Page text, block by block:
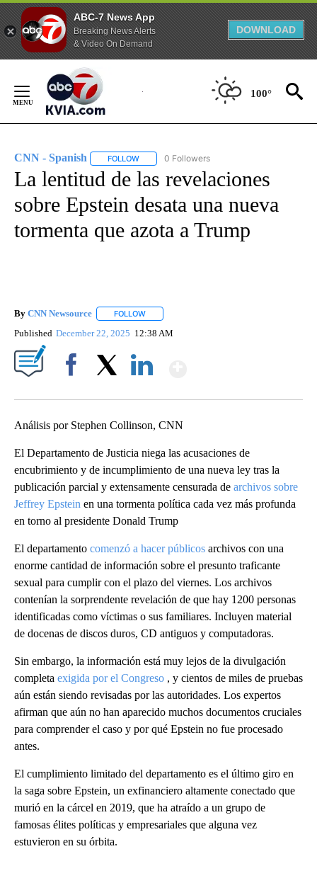
ABC-7 News App
Breaking News Alerts
& Video On Demand
DOWNLOAD
Content
100°
CNN - Spanish FOLLOW FOLLOW "CNN - SPANISH" TO RECEIVE
0 Followers
La lentitud de las revelaciones
sobre Epstein desata una nueva
tormenta que azota a Trump
By CNN Newsource FOLLOW
Published December 22, 2025 12:38 AM
Análisis por Stephen Collinson, CNN
El Departamento de Justicia niega las acusaciones de
encubrimiento y de incumplimiento de una nueva ley tras la
publicación parcial y extensamente censurada de archivos sobre
Jeffrey Epstein en una tormenta política cada vez más profunda
en torno al presidente Donald Trump
El departamento comenzó a hacer públicos archivos con una
enorme cantidad de información sobre el presunto traficante
sexual para cumplir con el plazo del viernes. Los archivos
contenían la sorprendente revelación de que hay 1200 personas
identificadas como víctimas o sus familiares. Incluyen material
de docenas de discos duros, CD antiguos y computadoras.
Sin embargo, la información está muy lejos de la divulgación
completa exigida por el Congreso , y cientos de miles de pruebas
aún están siendo revisadas por las autoridades. Los expertos
afirman que aún no han aparecido muchos documentos cruciales
para comprender el caso y por qué Epstein no fue procesado
antes.
El cumplimiento limitado del departamento es el último giro en
la saga sobre Epstein, un exfinanciero altamente conectado que
murió en la cárcel en 2019, que ha atraído a un grupo de
famosas élites políticas y empresariales que alguna vez
estuvieron en su órbita.